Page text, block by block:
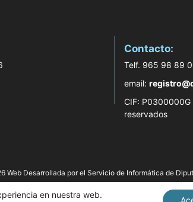
Contacto:
Telf. 965 98 89
email:
CIF:
reservados
Web Desarrollada por el Servicio de Informática de
en nuestra web.